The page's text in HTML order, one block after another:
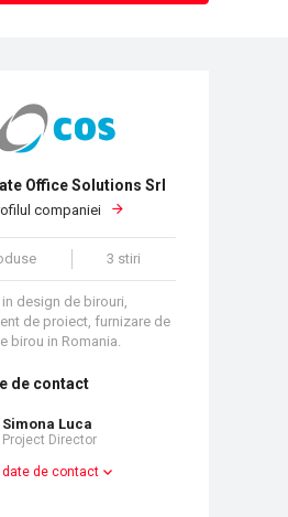
Office Solutions Srl
companiei
3 stiri
design de birouri,
de proiect, furnizare de
birou in Romania.
de contact
Simona Luca
Project Director
date de contact